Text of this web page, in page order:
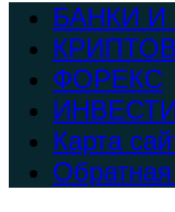
БАНКИ
ФОРЕКС
Карта
Обратная